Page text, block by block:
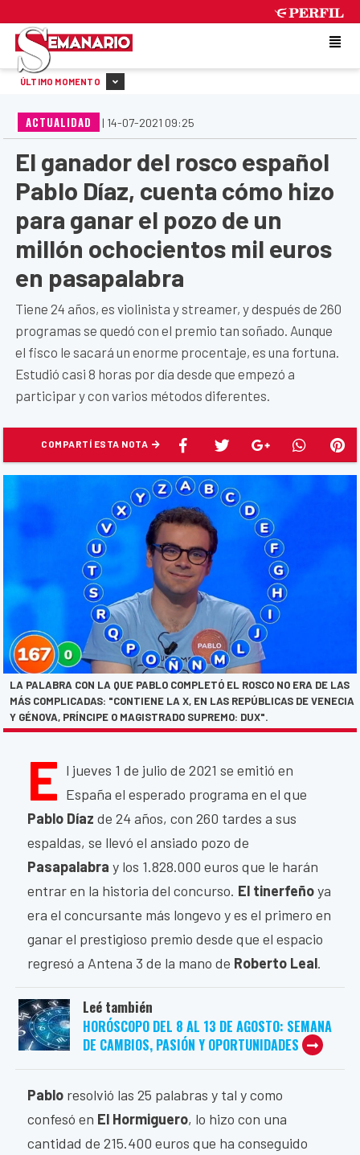
ÚLTIMO MOMENTO
ACTUALIDAD | 14-07-2021 09:25
El ganador del rosco español
Pablo Díaz, cuenta cómo hizo
para ganar el pozo de un
millón ochocientos mil euros
en pasapalabra
Tiene 24 años, es violinista y streamer, y después de 260
programas se quedó con el premio tan soñado. Aunque
el fisco le sacará un enorme procentaje, es una fortuna.
Estudió casi 8 horas por día desde que empezó a
participar y con varios métodos diferentes.
COMPARTÍ ESTA NOTA
LA PALABRA CON LA QUE PABLO COMPLETÓ EL ROSCO NO ERA DE LAS
MÁS COMPLICADAS: "CONTIENE LA X, EN LAS REPÚBLICAS DE VENECIA
Y GÉNOVA, PRÍNCIPE O MAGISTRADO SUPREMO: DUX".
E l jueves 1 de julio de 2021 se emitió en
España el esperado programa en el que
Pablo Díaz de 24 años, con 260 tardes a sus
espaldas, se llevó el ansiado pozo de
Pasapalabra y los 1.828.000 euros que le harán
entrar en la historia del concurso. El tinerfeñoya
era el concursante más longevo y es el primero en
ganar el prestigioso premio desde que el espacio
regresó a Antena 3 de la mano de Roberto Leal.
Leé también
HORÓSCOPO DEL 8 AL 13 DE AGOSTO: SEMANA
DE CAMBIOS, PASIÓN Y OPORTUNIDADES
Pablo resolvió las 25 palabras y tal y como
confesó en El Hormiguero, lo hizo con una
cantidad de 215.400 euros que ha conseguido